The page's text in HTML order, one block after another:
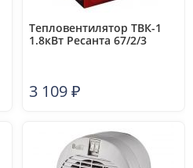
Тепловентилятор ТВК-1
1.8кВт Ресанта 67/2/3
3 109₽